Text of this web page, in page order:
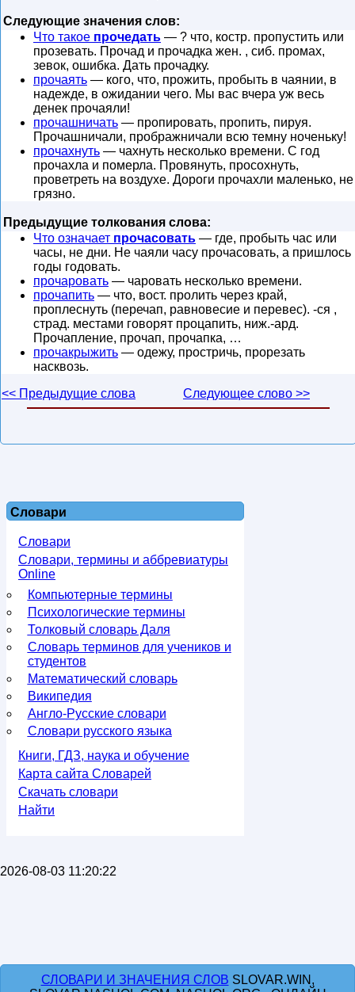
Следующие значения слов:
Что такое прочедать — ? что, костр. пропустить или
прозевать. Прочад и прочадка жен. , сиб. промах,
зевок, ошибка. Дать прочадку.
прочаять — кого, что, прожить, пробыть в чаянии, в
надежде, в ожидании чего. Мы вас вчера уж весь
денек прочаяли!
прочашничать — пропировать, пропить, пируя.
Прочашничали, прображничали всю темну ноченьку!
прочахнуть — чахнуть несколько времени. С год
прочахла и померла. Провянуть, просохнуть,
проветреть на воздухе. Дороги прочахли маленько, не
грязно.
Предыдущие толкования слова:
Что означает прочасовать — где, пробыть час или
часы, не дни. Не чаяли часу прочасовать, а пришлось
годы годовать.
прочаровать — чаровать несколько времени.
прочапить — что, вост. пролить через край,
проплеснуть (перечап, равновесие и перевес). -ся ,
страд. местами говорят процапить, ниж.-ард.
Прочапление, прочап, прочапка, …
прочакрыжить — одежу, простричь, прорезать
насквозь.
<< Предыдущие слова
Следующее слово >>
Словари
Словари
Словари, термины и аббревиатуры
Online
Компьютерные термины
Психологические термины
Толковый словарь Даля
Словарь терминов для учеников и
студентов
Математический словарь
Википедия
Англо-Русские словари
Словари русского языка
Книги, ГДЗ, наука и обучение
Карта сайта Словарей
Скачать словари
Найти
2026-08-03 11:20:22
СЛОВАРИ И ЗНАЧЕНИЯ СЛОВ SLOVAR.WIN,